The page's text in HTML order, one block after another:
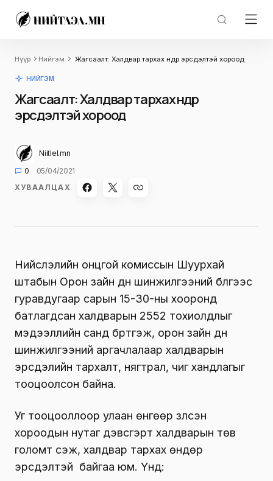
Нүүр Нийгэм Жагсаалт: Халдвар тархах өндөр эрсдэлтэй хороод
НИЙГЭМ
Жагсаалт: Халдвар тархах өндөр
эрсдэлтэй хороод
Niitlel.mn
0
05/04/2021
ХУВААЛЦАХ
Нийслэлийн онцгой комиссын Шуурхай
штабын Орон зайн дүн шинжилгээний бүлгээс
гуравдугаар сарын 15-30-ны хооронд
батлагдсан халдварын 2552 тохиолдлыг
мэдээллийн санд бүртгэж, орон зайн дүн
шинжилгээний аргачлалаар халдварын
эрсдэлийн тархалт, нягтрал, чиг хандлагыг
тооцоолсон байна.
Уг тооцооллоор улаан өнгөөр үзүүлсэн
хороодын нутаг дэвсгэрт халдварын төв
голомт үүсэж, халдвар тархах өндөр
эрсдэлтэй байгаа юм. Үүнд: